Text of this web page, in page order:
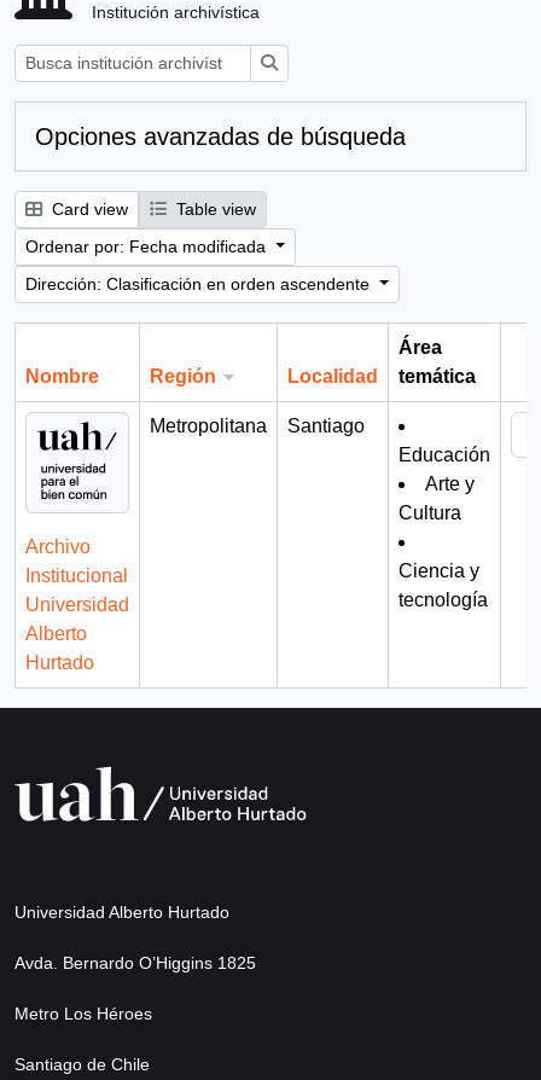
Institución archivística
Opciones avanzadas de búsqueda
Card view
Table view
Ordenar por: Fecha modificada
Dirección: Clasificación en orden ascendente
Nombre Región Localidad
Área
temática
Archivo
Institucional
Universidad
Alberto
Hurtado
Metropolitana
Santiago
Educación
Arte y
Cultura
Ciencia y
tecnología
Universidad Alberto Hurtado
Avda. Bernardo O’Higgins 1825
Metro Los Héroes
Santiago de Chile